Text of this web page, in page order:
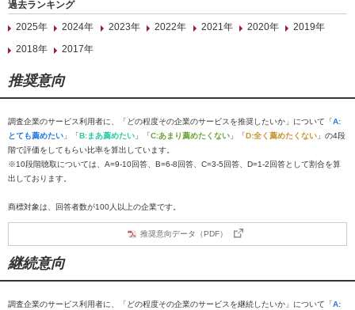
過去ランキング
2025年
2024年 2023年 2022年 2021年 2020年
2019年
2018年
2017年
推奨意向
調査企業のサービス利用者に、「どの程度その企業のサービスを推奨したいか」について「A:
とても薦めたい 」「B:まあ薦めたい 」「C:あまり薦めたくない 」「D:全く薦めたくない 」の4段
階で評価をしてもらい比率を算出しています。
※10段階聴取については、A=9-10回答、B=6-8回答、C=3-5回答、D=1-2回答として割合を算
出しております。
商標対象は、回答者数が100人以上の企業です。
推奨意向データ（PDF）
継続意向
調査企業のサービス利用者に、「どの程度その企業のサービスを継続したいか」について「A: